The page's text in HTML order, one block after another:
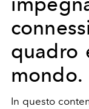
quadro
mondo.
In questo